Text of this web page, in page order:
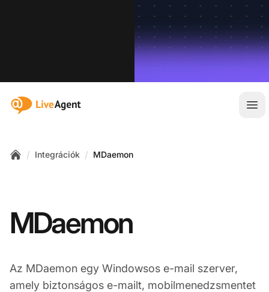
:site.title
/ Integrációk / MDaemon
MDaemon
Az MDaemon egy Windowsos e-mail szerver,
amely biztonságos e-mailt, mobilmenedzsmentet